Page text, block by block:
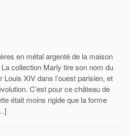
en métal argenté de la maison
collection Marly tire son nom du
XIV dans l’ouest parisien, et
C’est pour ce château de
était moins rigide que la forme